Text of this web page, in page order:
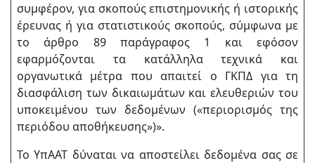
συμφέρον, για σκοπούς επιστημονικής ή ιστορικής
έρευνας ή για στατιστικούς σκοπούς, σύμφωνα με
το άρθρο 89 παράγραφος 1 και εφόσον
εφαρμόζονται τα κατάλληλα τεχνικά και
οργανωτικά μέτρα που απαιτεί ο ΓΚΠΔ για τη
διασφάλιση των δικαιωμάτων και ελευθεριών του
υποκειμένου των δεδομένων («περιορισμός της
περιόδου αποθήκευσης»)».
Το ΥπΑΑΤ δύναται να αποστείλει δεδομένα σας σε